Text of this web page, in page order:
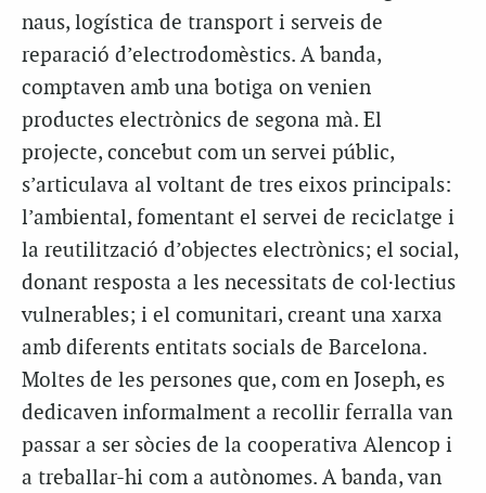
naus, logística de transport i serveis de
reparació d’electrodomèstics. A banda,
comptaven amb una botiga on venien
productes electrònics de segona mà. El
projecte, concebut com un servei públic,
s’articulava al voltant de tres eixos principals:
l’ambiental, fomentant el servei de reciclatge i
la reutilització d’objectes electrònics; el social,
donant resposta a les necessitats de col·lectius
vulnerables; i el comunitari, creant una xarxa
amb diferents entitats socials de Barcelona.
Moltes de les persones que, com en Joseph, es
dedicaven informalment a recollir ferralla van
passar a ser sòcies de la cooperativa Alencop i
a treballar-hi com a autònomes. A banda, van